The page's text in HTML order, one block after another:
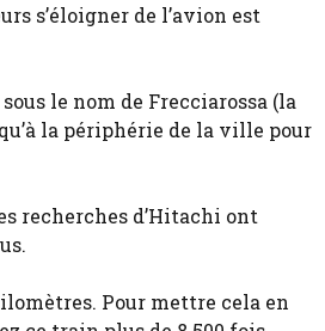
s’éloigner de l’avion est
le nom de Frecciarossa (la
la périphérie de la ville pour
recherches d’Hitachi ont
Pour mettre cela en